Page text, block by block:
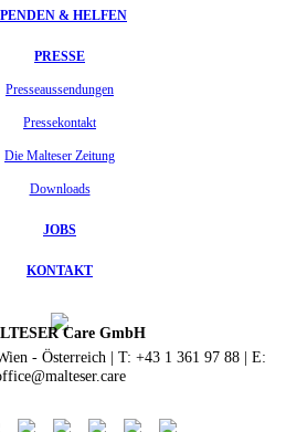
& HELFEN
PRESSE
Presseaussendungen
Pressekontakt
Die Malteser Zeitung
Downloads
JOBS
KONTAKT
Care GmbH
- Österreich | T: +43 1 361 97 88 | E: